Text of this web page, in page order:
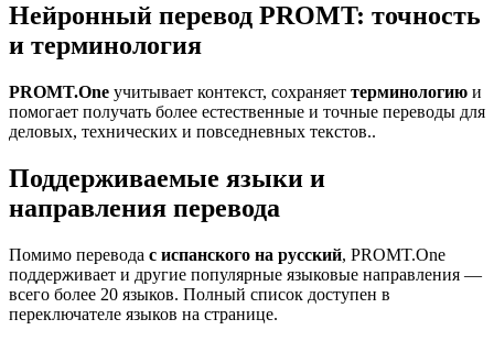
Нейронный перевод PROMT: точность
и терминология
PROMT.One учитывает контекст, сохраняет терминологию и
помогает получать более естественные и точные переводы для
деловых, технических и повседневных текстов..
Поддерживаемые языки и
направления перевода
Помимо перевода с испанского на русский, PROMT.One
поддерживает и другие популярные языковые направления —
всего более 20 языков. Полный список доступен в
переключателе языков на странице.